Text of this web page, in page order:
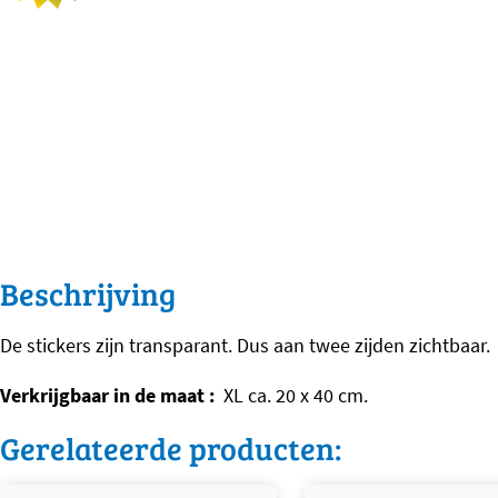
Beschrijving
De stickers zijn transparant. Dus aan twee zijden zichtbaar.
Verkrijgbaar in de maat : XL ca. 20 x 40 cm.
Gerelateerde producten: